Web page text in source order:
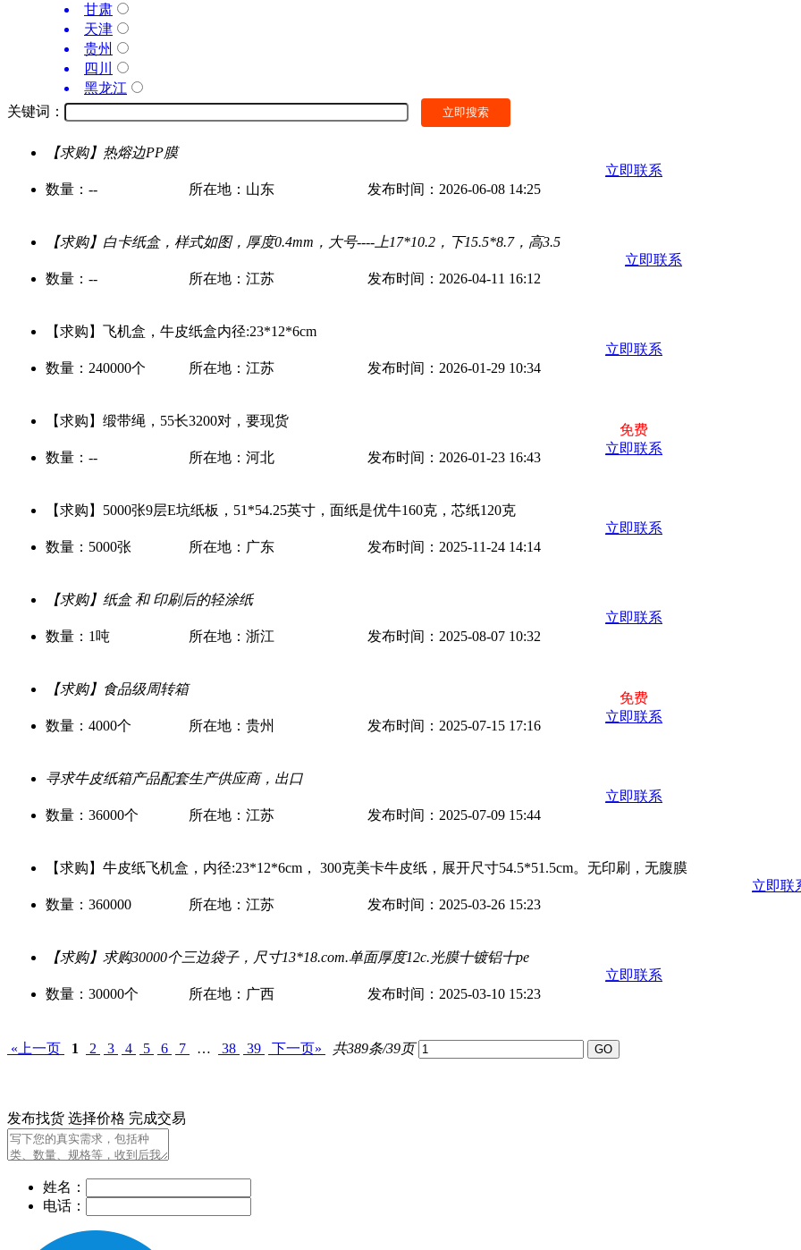
甘肃
天津
贵州
四川
黑龙江
关键词：
【求购】热熔边PP膜
数量：-- 所在地：山东 发布时间：2026-06-08 14:25
立即联系
【求购】白卡纸盒，样式如图，厚度0.4mm，大号----上17*10.2，下15.5*8.7，高3.5
数量：-- 所在地：江苏 发布时间：2026-04-11 16:12
立即联系
【求购】飞机盒，牛皮纸盒内径:23*12*6cm
数量：240000个 所在地：江苏 发布时间：2026-01-29 10:34
立即联系
【求购】缎带绳，55长3200对，要现货
数量：-- 所在地：河北 发布时间：2026-01-23 16:43
免费
立即联系
【求购】5000张9层E坑纸板，51*54.25英寸，面纸是优牛160克，芯纸120克
数量：5000张 所在地：广东 发布时间：2025-11-24 14:14
立即联系
【求购】纸盒 和 印刷后的轻涂纸
数量：1吨 所在地：浙江 发布时间：2025-08-07 10:32
立即联系
【求购】食品级周转箱
数量：4000个 所在地：贵州 发布时间：2025-07-15 17:16
免费
立即联系
寻求牛皮纸箱产品配套生产供应商，出口
数量：36000个 所在地：江苏 发布时间：2025-07-09 15:44
立即联系
【求购】牛皮纸飞机盒，内径:23*12*6cm， 300克美卡牛皮纸，展开尺寸54.5*51.5cm。无印刷，无腹膜
数量：360000 所在地：江苏 发布时间：2025-03-26 15:23
立即联
【求购】求购30000个三边袋子，尺寸13*18.com.单面厚度12c.光膜十镀铝十pe
数量：30000个 所在地：广西 发布时间：2025-03-10 15:23
立即联系
«上一页 1 2 3 4 5 6 7 … 38 39 下一页» 共389条/39页
发布找货 选择价格 完成交易
姓名：
电话：